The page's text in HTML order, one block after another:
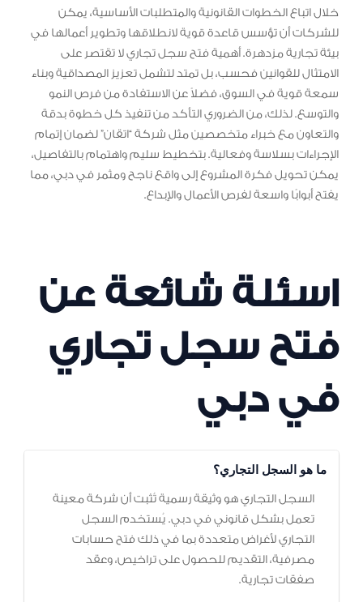
خلال اتباع الخطوات القانونية والمتطلبات الأساسية، يمكن
للشركات أن تؤسس قاعدة قوية لانطلاقها وتطوير أعمالها في
بيئة تجارية مزدهرة. أهمية فتح سجل تجاري لا تقتصر على
الامتثال للقوانين فحسب، بل تمتد لتشمل تعزيز المصداقية وبناء
سمعة قوية في السوق، فضلاً عن الاستفادة من فرص النمو
والتوسع. لذلك، من الضروري التأكد من تنفيذ كل خطوة بدقة
والتعاون مع خبراء متخصصين مثل شركة “اتقان” لضمان إتمام
الإجراءات بسلاسة وفعالية. بتخطيط سليم واهتمام بالتفاصيل،
يمكن تحويل فكرة المشروع إلى واقع ناجح ومثمر في دبي، مما
يفتح أبوابًا واسعة لفرص الأعمال والإبداع.
اسئلة شائعة عن
فتح سجل تجاري
في دبي
ما هو السجل التجاري؟
السجل التجاري هو وثيقة رسمية تُثبت أن شركة معينة
تعمل بشكل قانوني في دبي. يُستخدم السجل
التجاري لأغراض متعددة بما في ذلك فتح حسابات
مصرفية، التقديم للحصول على تراخيص، وعقد
صفقات تجارية.